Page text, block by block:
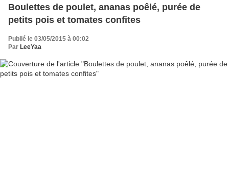
Boulettes de poulet, ananas poêlé, purée de
petits pois et tomates confites
Publié le 03/05/2015 à 00:02
Par LeeYaa